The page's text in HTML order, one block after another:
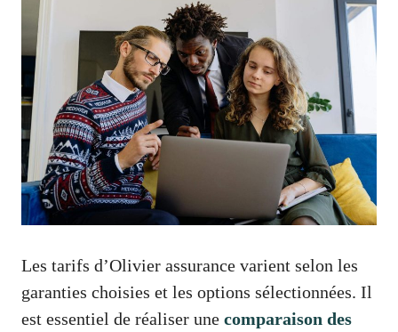
Les tarifs d’Olivier assurance varient selon les
garanties choisies et les options sélectionnées. Il
est essentiel de réaliser une comparaison des